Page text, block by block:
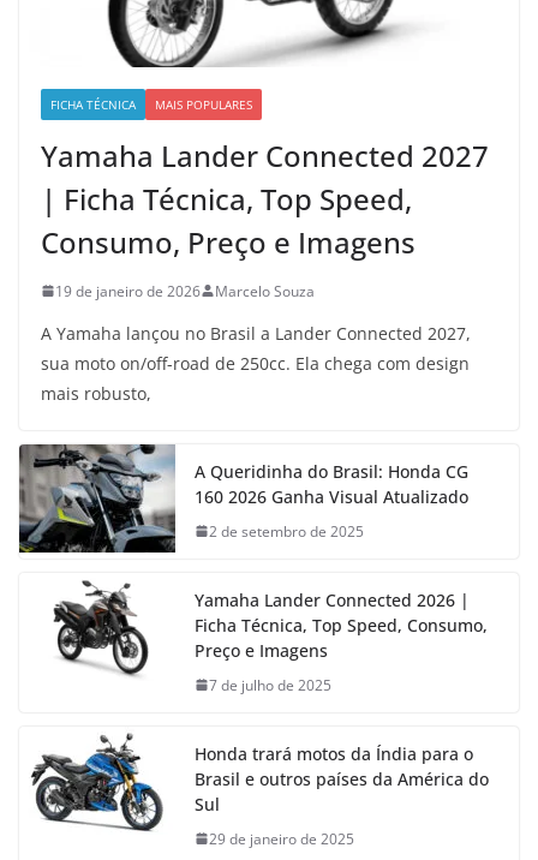
FICHA TÉCNICA MAIS POPULARES
Yamaha Lander Connected 2027
| Ficha Técnica, Top Speed,
Consumo, Preço e Imagens
19 de janeiro de 2026 Marcelo Souza
A Yamaha lançou no Brasil a Lander Connected 2027,
sua moto on/off-road de 250cc. Ela chega com design
mais robusto,
A Queridinha do Brasil: Honda CG
160 2026 Ganha Visual Atualizado
2 de setembro de 2025
Yamaha Lander Connected 2026 |
Ficha Técnica, Top Speed, Consumo,
Preço e Imagens
7 de julho de 2025
Honda trará motos da Índia para o
Brasil e outros países da América do
Sul
29 de janeiro de 2025